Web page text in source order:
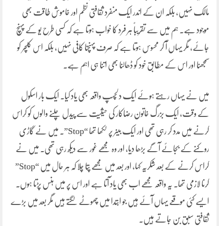
مالک نہیں، بلکہ ان کے اندر ایک منفرد ثقافتی نظم اور خاموش طاقت بھی
موجود ہے۔ ہم میں سے تقریباً ہر فرد کا خواب ہوتا ہے کہ کسی طرح یو کے پہنچ
جائے، مگر یہاں آ کر محسوس ہوتا ہے کہ صرف پہنچنا کافی نہیں، بلکہ اس کلچر کو
سمجھنا اور اس کے مطابق خود کو ڈھالنا بھی اتنا ہی اہم ہے۔
میں نے یہاں رہتے ہوئے ایک دلچسپ واقعہ بھی یاد کیا۔ ایک بار اسکول
کے وقت، ایک بزرگ خاتون رضاکار کی حیثیت سے پیدل چلنے والوں کو کراس
کرنے میں مدد کر رہی تھی اور ایک بینر پر لکھا تھا “Stop”۔ میں نے گاڑی
روکنے کے بجائے آگے بڑھا دیا، اور وہ مجھے غور سے دیکھ رہی تھی۔ میں نے
کراس کرنے کے بعد شکریہ کہا، اور بعد میں مجھے پتا چلا کہ ہر حال میں “Stop”
کرنا لازمی تھا۔ یہ واقعہ مجھے اب بھی یاد آتا ہے اور اس پر میں ہنس پڑتا ہوں۔
ایسے کئی موقعے یہاں آئے ہیں جو ابتدا میں چھوٹے لگتے ہیں مگر بعد میں بڑے
ثقافتی سبق بن جاتے ہیں۔